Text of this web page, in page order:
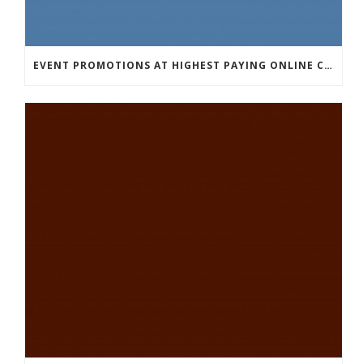
EVENT PROMOTIONS AT HIGHEST PAYING ONLINE CASINOS WITH BEST RTP